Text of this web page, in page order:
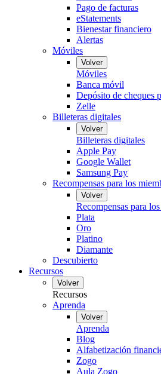
Pago de facturas
eStatements
Bienestar financiero
Alertas
Móviles
Volver
Móviles
Banca móvil
Depósito de cheques
Zelle
Billeteras digitales
Volver
Billeteras digitales
Apple Pay
Google Wallet
Samsung Pay
Recompensas para los
Volver
Recompensas para
Plata
Oro
Platino
Diamante
Descubierto
Recursos
Volver
Recursos
Aprenda
Volver
Aprenda
Blog
Alfabetización
Zogo
Aula Zogo